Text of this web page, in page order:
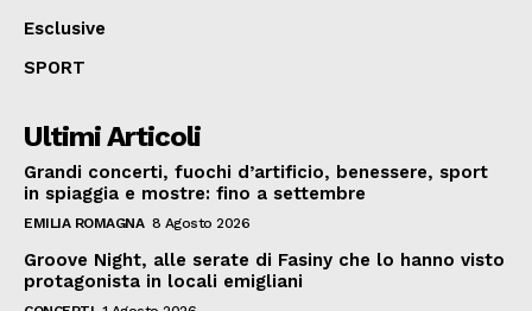
Esclusive
SPORT
Ultimi Articoli
Grandi concerti, fuochi d’artificio, benessere, sport
in spiaggia e mostre: fino a settembre
EMILIA ROMAGNA 8 Agosto 2026
Groove Night, alle serate di Fasiny che lo hanno visto
protagonista in locali emigliani